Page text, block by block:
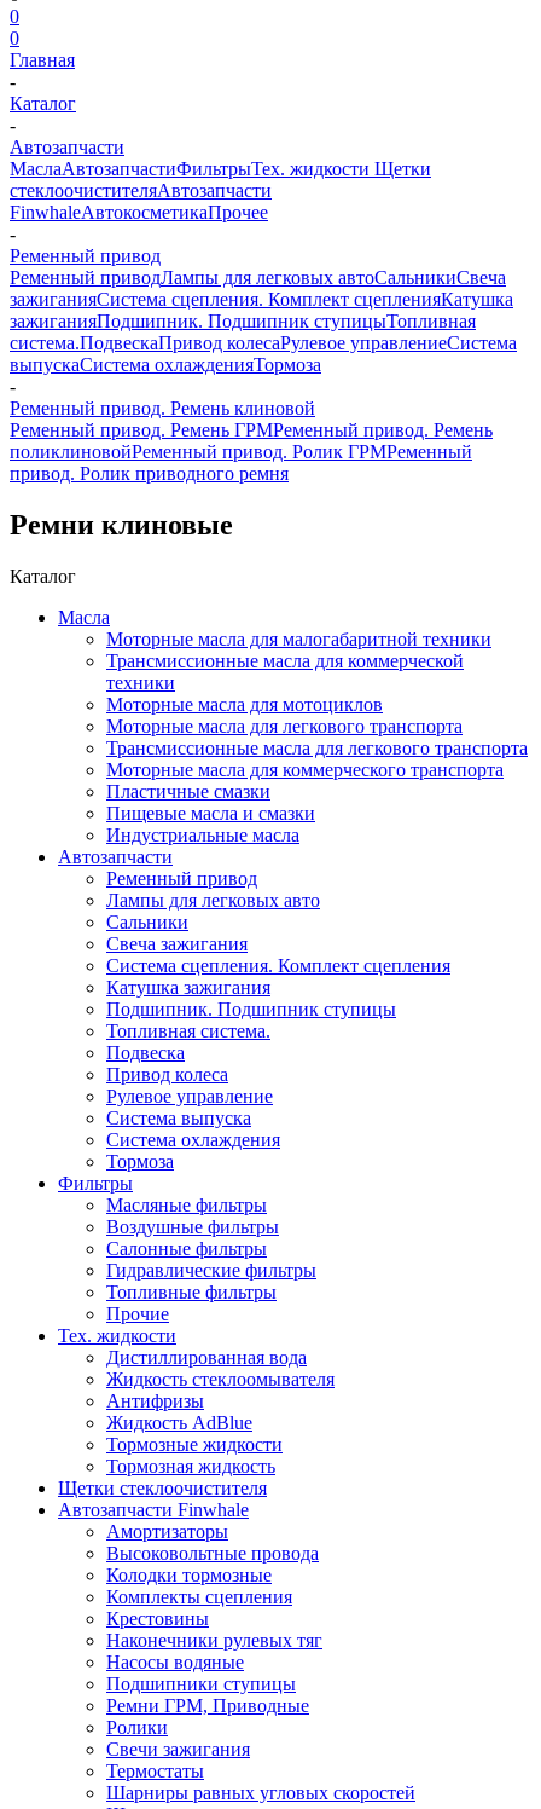
0
0
Главная
-
Каталог
-
Автозапчасти
МаслаАвтозапчастиФильтрыТех. жидкости Щетки
стеклоочистителяАвтозапчасти
FinwhaleАвтокосметикаПрочее
-
Ременный привод
Ременный приводЛампы для легковых автоСальникиСвеча
зажиганияСистема сцепления. Комплект сцепленияКатушка
зажиганияПодшипник. Подшипник ступицыТопливная
система.ПодвескаПривод колесаРулевое управлениеСистема
выпускаСистема охлажденияТормоза
-
Ременный привод. Ремень клиновой
Ременный привод. Ремень ГРМРеменный привод. Ремень
поликлиновойРеменный привод. Ролик ГРМРеменный
привод. Ролик приводного ремня
Ремни клиновые
Каталог
Масла
Моторные масла для малогабаритной техники
Трансмиссионные масла для коммерческой
техники
Моторные масла для мотоциклов
Моторные масла для легкового транспорта
Трансмиссионные масла для легкового транспорта
Моторные масла для коммерческого транспорта
Пластичные смазки
Пищевые масла и смазки
Индустриальные масла
Автозапчасти
Ременный привод
Лампы для легковых авто
Сальники
Свеча зажигания
Система сцепления. Комплект сцепления
Катушка зажигания
Подшипник. Подшипник ступицы
Топливная система.
Подвеска
Привод колеса
Рулевое управление
Система выпуска
Система охлаждения
Тормоза
Фильтры
Масляные фильтры
Воздушные фильтры
Салонные фильтры
Гидравлические фильтры
Топливные фильтры
Прочие
Тех. жидкости
Дистиллированная вода
Жидкость стеклоомывателя
Антифризы
Жидкость AdBlue
Тормозные жидкости
Тормозная жидкость
Щетки стеклоочистителя
Автозапчасти Finwhale
Амортизаторы
Высоковольтные провода
Колодки тормозные
Комплекты сцепления
Крестовины
Наконечники рулевых тяг
Насосы водяные
Подшипники ступицы
Ремни ГРМ, Приводные
Ролики
Свечи зажигания
Термостаты
Шарниры равных угловых скоростей